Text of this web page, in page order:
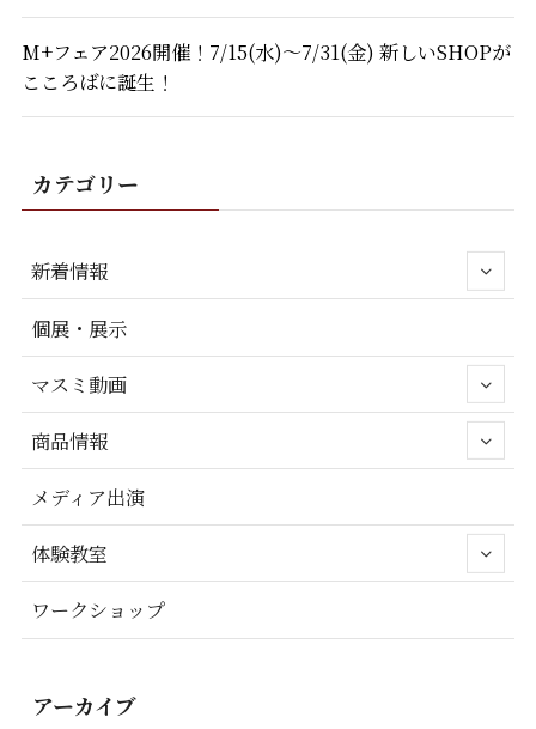
M+フェア2026開催！7/15(水)～7/31(金) 新しいSHOPが
こころばに誕生！
カテゴリー
新着情報
個展・展示
マスミ動画
商品情報
メディア出演
体験教室
ワークショップ
アーカイブ